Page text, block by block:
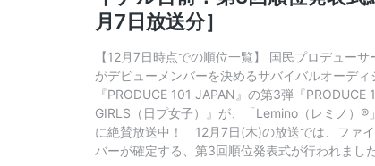
4.1ホン・ジンギョン
イ・ダヒ
4.3キュヒョン（SUPER JUNIOR）
4.4ハンヘ
4.5DEX / キム・ジニョン